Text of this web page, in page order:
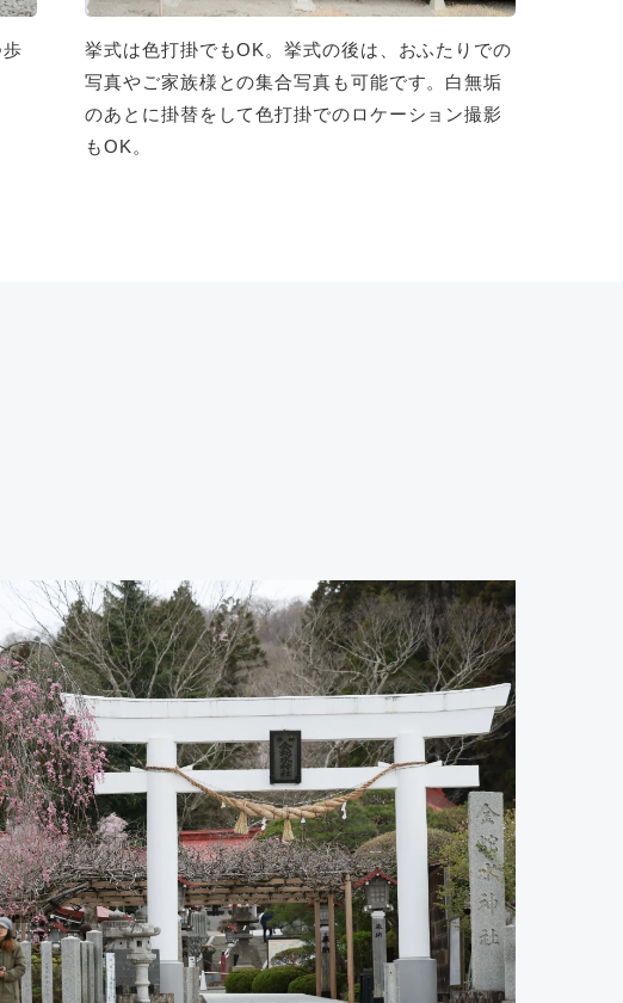
挙式は色打掛でもOK。挙式の後は、おふたりでの
写真やご家族様との集合写真も可能です。白無垢
のあとに掛替をして色打掛でのロケーション撮影
もOK。